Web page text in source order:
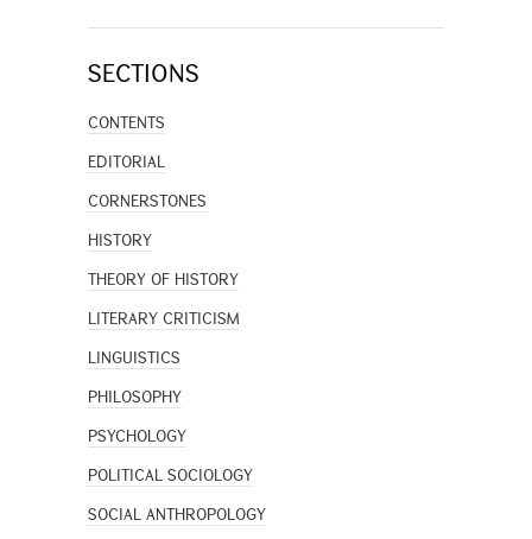
SECTIONS
CONTENTS
EDITORIAL
CORNERSTONES
HISTORY
THEORY OF HISTORY
LITERARY CRITICISM
LINGUISTICS
PHILOSOPHY
PSYCHOLOGY
POLITICAL SOCIOLOGY
SOCIAL ANTHROPOLOGY